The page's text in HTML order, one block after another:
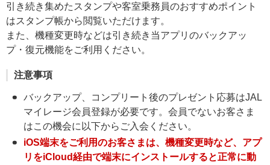
引き続き集めたスタンプや客室乗務員のおすすめポイント
はスタンプ帳から閲覧いただけます。
また、機種変更時などは引き続き当アプリのバックアッ
プ・復元機能をご利用ください。
注意事項
バックアップ、コンプリート後のプレゼント応募はJAL
マイレージ会員登録が必要です。会員でないお客さま
はこの機会に以下からご入会ください。
iOS端末をご利用のお客さまは、機種変更時など、アプ
リをiCloud経由で端末にインストールすると正常に動